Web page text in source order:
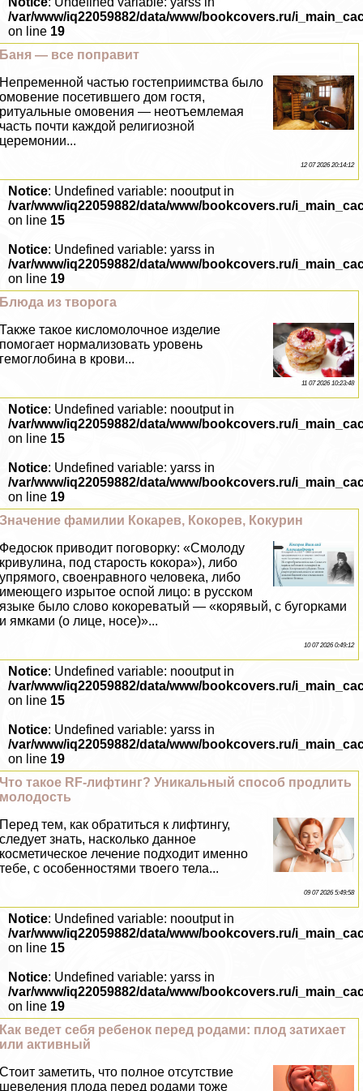
/var/www/iq22059882/data/www/bookcovers.ru/
on line 19
Баня — все поправит
Непременной частью гостеприимства было
омовение посетившего дом гостя,
ритуальные омовения — неотъемлемая
часть почти каждой религиозной
церемонии...
12 07 2026 20:14:12
Notice: Undefined variable: nooutput in
/var/www/iq22059882/data/www/bookcovers.ru/
on line 15
Notice: Undefined variable: yarss in
/var/www/iq22059882/data/www/bookcovers.ru/
on line 19
Блюда из творога
Также такое кисломолочное изделие
помогает нормализовать уровень
гемоглобина в крови...
11 07 2026 10:23:48
Notice: Undefined variable: nooutput in
/var/www/iq22059882/data/www/bookcovers.ru/
on line 15
Notice: Undefined variable: yarss in
/var/www/iq22059882/data/www/bookcovers.ru/
on line 19
Значение фамилии Кокарев, Кокорев, Кокурин
Федосюк приводит поговорку: «Смолоду
кривулина, под старость кокора»), либо
упрямого, своенравного человека, либо
имеющего изрытое оспой лицо: в русском
языке было слово кокореватый — «корявый, с бугорками
и ямками (о лице, носе)»...
10 07 2026 0:49:12
Notice: Undefined variable: nooutput in
/var/www/iq22059882/data/www/bookcovers.ru/
on line 15
Notice: Undefined variable: yarss in
/var/www/iq22059882/data/www/bookcovers.ru/
on line 19
Что такое RF-лифтинг? Уникальный способ продлить
молодость
Перед тем, как обратиться к лифтингу,
следует знать, насколько данное
косметическое лечение подходит именно
тебе, с особенностями твоего тела...
09 07 2026 5:49:58
Notice: Undefined variable: nooutput in
/var/www/iq22059882/data/www/bookcovers.ru/
on line 15
Notice: Undefined variable: yarss in
/var/www/iq22059882/data/www/bookcovers.ru/
on line 19
Как ведет себя ребенок перед родами: плод затихает
или активный
Стоит заметить, что полное отсутствие
шевеления плода перед родами тоже